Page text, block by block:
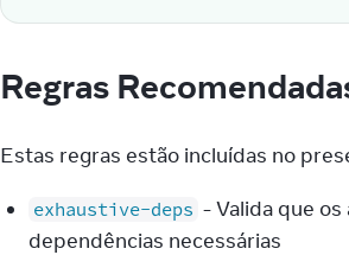
Regras
Estas regras estão incluídas no
exhaustive-deps - Valida que
dependências necessárias